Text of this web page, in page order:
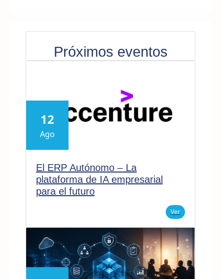
Próximos eventos
12
Ago
El ERP Autónomo – La
plataforma de IA empresarial
para el futuro
Ver